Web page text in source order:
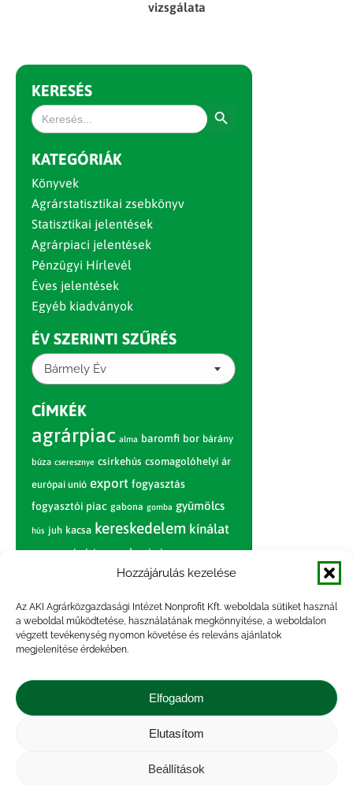
Hozzájárulás kezelése
Az AKI Agrárközgazdasági Intézet Nonprofit Kft. weboldala sütiket használ
a weboldal működtetése, használatának megkönnyítése, a weboldalon
végzett tevékenység nyomon követése és releváns ajánlatok
megjelenítése érdekében.
Elfogadom
Elutasítom
Beállítások
vizsgálata
KERESÉS
Search
for:
KATEGÓRIÁK
Könyvek
Agrárstatisztikai zsebkönyv
Statisztikai jelentések
Agrárpiaci jelentések
Pénzügyi Hírlevél
Éves jelentések
Egyéb kiadványok
ÉV SZERINTI SZŰRÉS
Bármely Év
CÍMKÉK
agrárpiac alma baromfi bor bárány
búza cseresznye csirkehús csomagolóhelyi ár
európai unió export fogyasztás
fogyasztói piac gabona gomba gyümölcs
hús juh kacsa kereskedelem kínálat
körte marhahús nagybani piac narancs
nemzetközi árinformációk
paradicsom piac piaci jelentés
pulyka pulykahús sertés sertéshús
szarvasmarha termelés
termelői
zöldség árak
átlagárértékesítési ár